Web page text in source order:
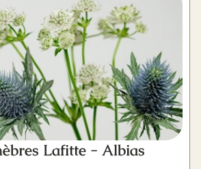
Lafitte - Albias